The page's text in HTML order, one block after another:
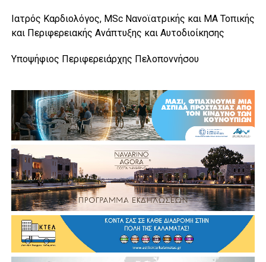
Ιατρός Καρδιολόγος, MSc Νανοϊατρικής και ΜΑ Τοπικής
και Περιφερειακής Ανάπτυξης και Αυτοδιοίκησης
Υποψήφιος Περιφερειάρχης Πελοποννήσου